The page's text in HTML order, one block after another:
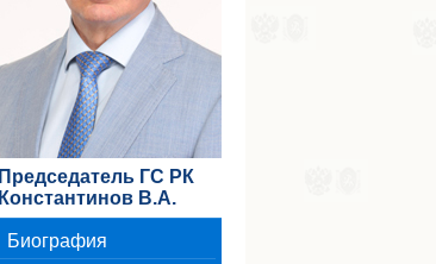
Председатель ГС РК
Константинов В.А.
Биография